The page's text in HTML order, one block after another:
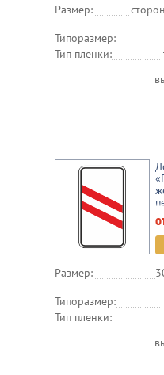
Размер:
Типоразмер:
Тип пленки:
Размер:
Типоразмер:
Тип пленки: